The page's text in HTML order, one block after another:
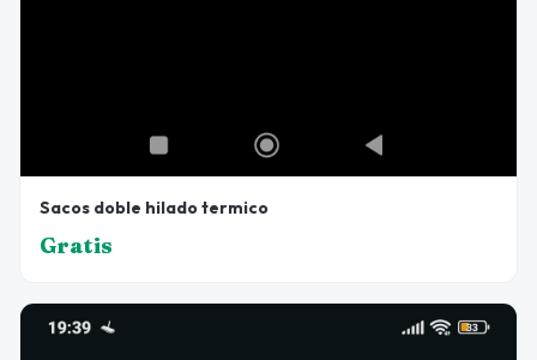
Sacos doble hilado termico
Gratis